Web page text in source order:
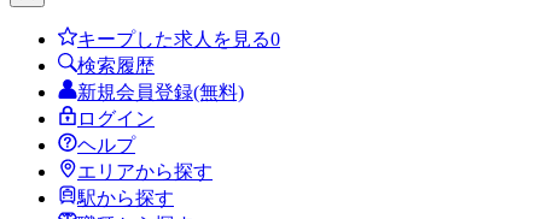
キープした求人を見る0
検索履歴
新規会員登録(無料)
ログイン
ヘルプ
エリアから探す
駅から探す